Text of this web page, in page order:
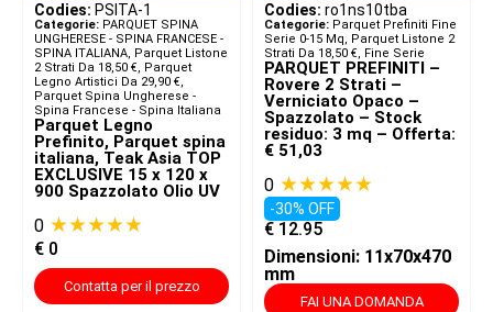
Codies: PSITA-1
Categorie: PARQUET SPINA
UNGHERESE - SPINA FRANCESE -
SPINA ITALIANA​, Parquet Listone
2 Strati Da 18,50 €, Parquet
Legno Artistici Da 29,90 €,
Parquet Spina Ungherese -
Spina Francese - Spina Italiana
Parquet Legno
Prefinito, Parquet spina
italiana, Teak Asia TOP
EXCLUSIVE 15 x 120 x
900 Spazzolato Olio UV
0 ★★★★★
€ 0
Contatta per il prezzo
Codies: ro1ns10tba
Categorie: Parquet Prefiniti Fine
Serie 0-15 Mq, Parquet Listone 2
Strati Da 18,50 €, Fine Serie
PARQUET PREFINITI –
Rovere 2 Strati –
Verniciato Opaco –
Spazzolato – Stock
residuo: 3 mq – Offerta:
€ 51,03
0 ★★★★★
-30% OFF
€ 12.95
Dimensioni: 11x70x470
mm
FAI UNA DOMANDA